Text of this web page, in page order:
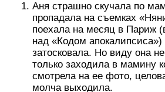
Аня страшно скучала по
пропадала на съемках
поехала на месяц в Париж
над «Кодом
затосковала. Но виду она
только заходила в мамину
смотрела на ее фото,
молча выходила.